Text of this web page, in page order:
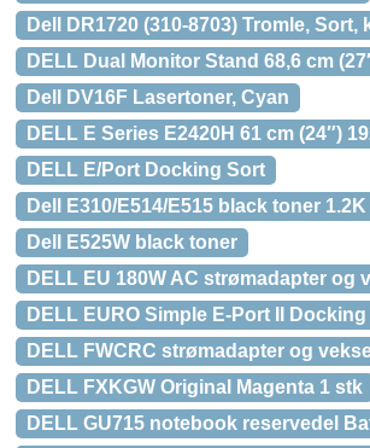
Dell DR1720 (310-8703) Tromle,
DELL Dual Monitor Stand 68,6 cm
Dell DV16F Lasertoner, Cyan
DELL E Series E2420H 61 cm (24″)
DELL E/Port Docking Sort
Dell E310/E514/E515 black toner 1.2K
Dell E525W black toner
DELL EU 180W AC strømadapter og
DELL EURO Simple E-Port II
DELL FWCRC strømadapter og
DELL FXKGW Original Magenta 1 stk
DELL GU715 notebook reservedel